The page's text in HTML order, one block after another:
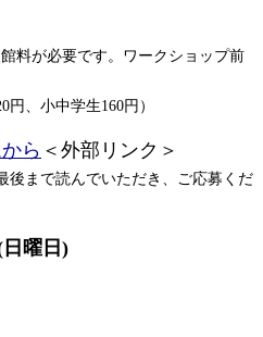
料が必要です。ワークショップ前
円、小中学生160円）
ら ＜外部リンク＞
まで読んでいただき、ご応募くだ
日曜日)